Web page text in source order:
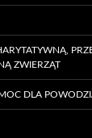
ZWIERZĄT
DLA